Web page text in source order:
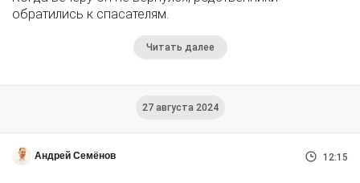
обратились к спасателям.
Читать далее
27 августа 2024
Андрей Семёнов 12:15